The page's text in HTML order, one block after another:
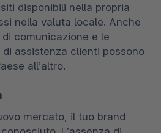
disponibili nella propria
nella valuta locale. Anche
comunicazione e le
assistenza clienti possono
all’altro.
mercato, il tuo brand